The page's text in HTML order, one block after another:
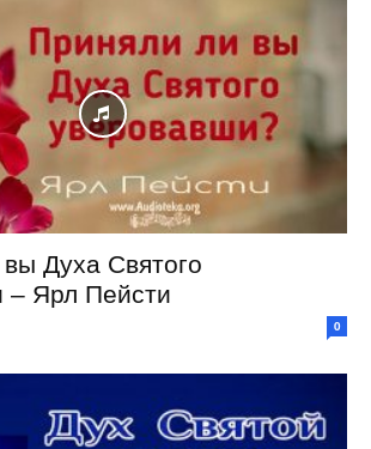
Духа Святого
– Ярл Пейсти
0